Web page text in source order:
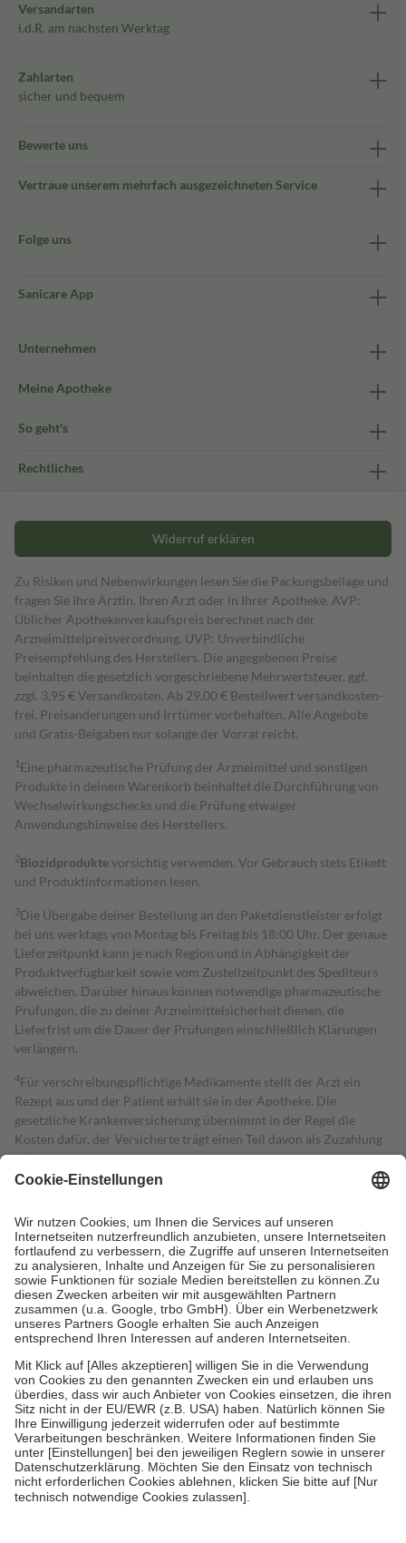
Versandarten
i.d.R. am nächsten Werktag
Zahlarten
sicher und bequem
Bewerte uns
Vertraue unserem mehrfach ausgezeichneten Service
Folge uns
Sanicare App
Unternehmen
Meine Apotheke
So geht's
Rechtliches
Widerruf erklären
Zu Risiken und Nebenwirkungen lesen Sie die Packungsbeilage und
fragen Sie Ihre Ärztin, Ihren Arzt oder in Ihrer Apotheke. AVP:
Üblicher Apothekenverkaufspreis berechnet nach der
Arzneimittelpreisverordnung. UVP: Unverbindliche
Preisempfehlung des Herstellers. Die angegebenen Preise
beinhalten die gesetzlich vorgeschriebene Mehrwertsteuer, ggf.
zzgl. 3,95 € Versandkosten. Ab 29,00 € Bestell­wert versand­kosten­
frei. Preisänderungen und Irrtümer vorbehalten. Alle Angebote
und Gratis-Beigaben nur solange der Vorrat reicht.
1 Eine pharmazeutische Prüfung der Arzneimittel und sonstigen
Produkte in deinem Warenkorb beinhaltet die Durchführung von
Wechselwirkungschecks und die Prüfung etwaiger
Anwendungshinweise des Herstellers.
2Biozidproduktevorsichtig verwenden. Vor Gebrauch stets Etikett
und Produktinformationen lesen.
3Die Übergabe deiner Bestellung an den Paketdienstleister erfolgt
bei uns werktags von Montag bis Freitag bis 18:00 Uhr. Der genaue
Lieferzeitpunkt kann je nach Region und in Abhängigkeit der
Produktverfügbarkeit sowie vom Zustellzeitpunkt des Spediteurs
abweichen. Darüber hinaus können notwendige pharmazeutische
Prüfungen, die zu deiner Arzneimittelsicherheit dienen, die
Lieferfrist um die Dauer der Prüfungen einschließlich Klärungen
verlängern.
4Für verschreibungspflichtige Medikamente stellt der Arzt ein
Rezept aus und der Patient erhält sie in der Apotheke. Die
gesetzliche Krankenversicherung übernimmt in der Regel die
Kosten dafür, der Versicherte trägt einen Teil davon als Zuzahlung
mit.
Grundsätzlich leisten Mitglieder Zuzahlungen in Höhe von zehn
höchstens zehn Euro.
Es sind jedoch nie mehr als die tatsächlichen
Kosten der Leistung zu entrichten.
Diese Regeln gelten grundsätzlich auch für Online-Apotheken.
Bei Heilmitteln und häuslicher Krankenpflege beträgt die
Zuzahlung zehn Prozent der Kosten sowie zehn Euro je
Verordnung.
Um das Engagement der Versicherten für ihre eigene Gesundheit zu
stärken und die besondere Stellung der Familie zu unterstützen,
fallenkeine Zuzahlungenan bei:
• Kindern und Jugendlichen bis zum vollendeten 18. Lebensjahr
mit Ausnahme der Fahrkosten
• Untersuchungen zur Vorsorge und Früherkennung, die von der
GKV getragen werden
• empfohlenen Schutzimpfungen
• Harn- und Blutteststreifen